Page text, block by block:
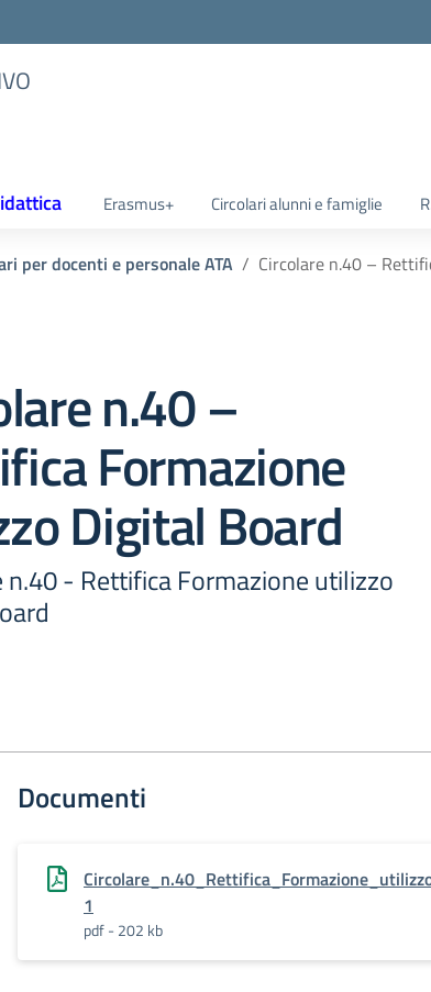
Erasmus+ Circolari alunni e famiglie
per docenti e personale ATA Circolare n.40 –
n.40 –
Formazione
Digital Board
n.40 - Rettifica Formazione utilizzo
Documenti
1
pdf - 202 kb